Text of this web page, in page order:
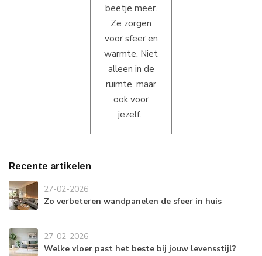
beetje meer.
Ze zorgen
voor sfeer en
warmte. Niet
alleen in de
ruimte, maar
ook voor
jezelf.
Recente artikelen
27-02-2026
Zo verbeteren wandpanelen de sfeer in huis
27-02-2026
Welke vloer past het beste bij jouw levensstijl?